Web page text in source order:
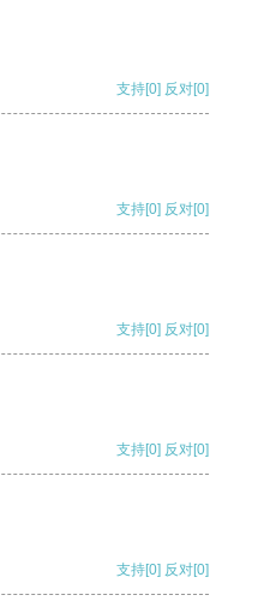
支持[0] 反对[0]
支持[0] 反对[0]
支持[0] 反对[0]
支持[0] 反对[0]
支持[0] 反对[0]